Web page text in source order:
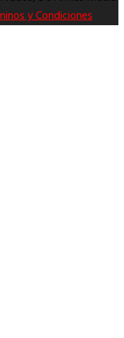
y Condiciones